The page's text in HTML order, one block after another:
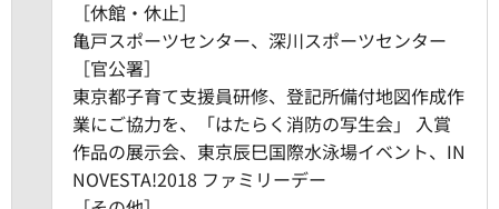
［休館・休止］
亀戸スポーツセンター、深川スポーツセンター
［官公署］
東京都子育て支援員研修、登記所備付地図作成作
業にご協力を、「はたらく消防の写生会」 入賞
作品の展示会、東京辰巳国際水泳場イベント、IN
NOVESTA!2018 ファミリーデー